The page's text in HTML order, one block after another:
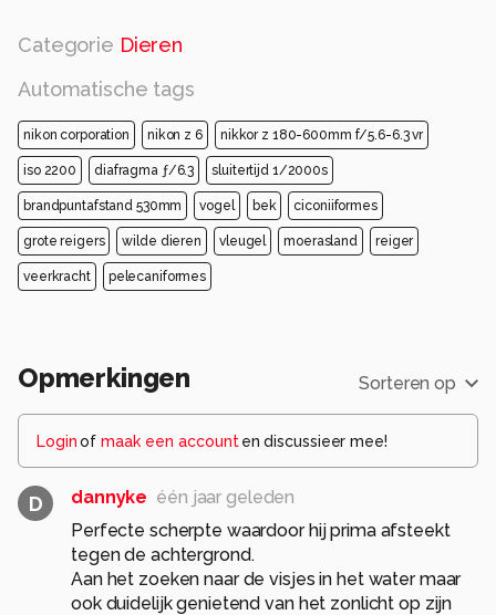
Categorie Dieren
Automatische tags
nikon corporation nikon z 6 nikkor z 180-600mm f/5.6-6.3 vr
iso 2200 diafragma ƒ/6.3 sluitertijd 1/2000s
brandpuntafstand 530mm vogel bek ciconiiformes
grote reigers wilde dieren vleugel moerasland reiger
veerkracht pelecaniformes
Opmerkingen Sorteren op
Loginof maak een account en discussieer mee!
D dannyke één jaar geleden
Perfecte scherpte waardoor hij prima afsteekt
tegen de achtergrond.
Aan het zoeken naar de visjes in het water maar
ook duidelijk genietend van het zonlicht op zijn